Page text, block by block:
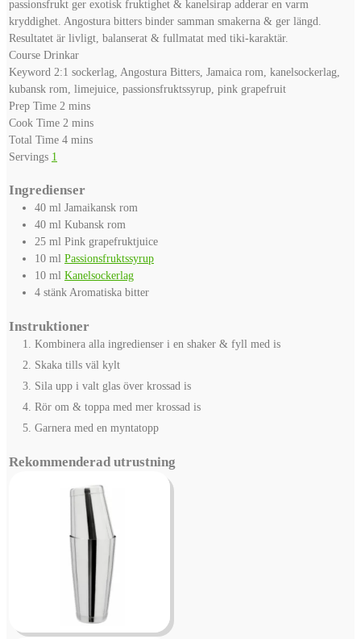
passionsfrukt ger exotisk fruktighet & kanelsirap adderar en varm
kryddighet. Angostura bitters binder samman smakerna & ger längd.
Resultatet är livligt, balanserat & fullmatat med tiki-karaktär.
Course Drinkar
Keyword 2:1 sockerlag, Angostura Bitters, Jamaica rom, kanelsockerlag,
kubansk rom, limejuice, passionsfruktssyrup, pink grapefruit
Prep Time 2 minutes
mins
Cook Time 2 minutes
mins
Total Time 4minutes
mins
Servings 1
Ingredienser
40 ml Jamaikansk rom
40 ml Kubansk rom
25 ml Pink grapefruktjuice
10 ml Passionsfruktssyrup
10 ml Kanelsockerlag
4 stänkAromatiska bitter
Instruktioner
Kombinera alla ingredienser i en shaker & fyll med is
Skaka tills väl kylt
Sila upp i valt glas över krossad is
Rör om & toppa med mer krossad is
Garnera med en myntatopp
Rekommenderad utrustning